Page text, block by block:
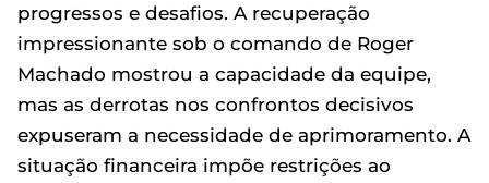
progressos e desafios. A recuperação
impressionante sob o comando de Roger
Machado mostrou a capacidade da equipe,
mas as derrotas nos confrontos decisivos
expuseram a necessidade de aprimoramento. A
situação financeira impõe restrições ao